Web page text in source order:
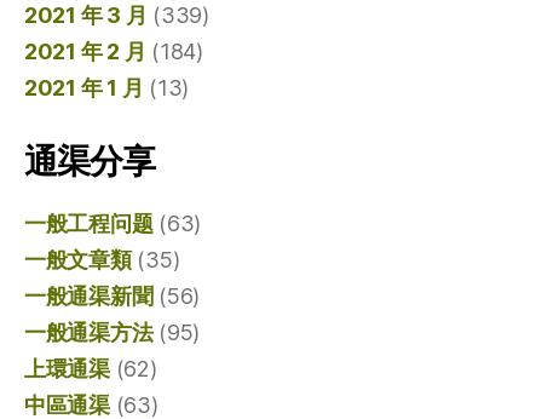
2021 年 3 月 (339)
2021 年 2 月 (184)
2021 年 1 月 (13)
通渠分享
一般工程问题(63)
一般文章類(35)
一般通渠新聞 (56)
一般通渠方法(95)
上環通渠(62)
中區通渠(63)